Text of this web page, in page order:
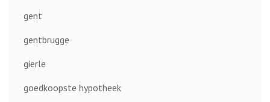
gent
gentbrugge
gierle
goedkoopste hypotheek